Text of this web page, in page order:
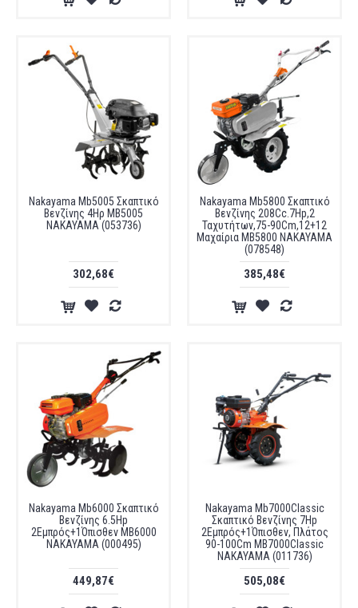
Nakayama Mb5005 Σκαπτικό
Βενζίνης 4Ηρ MB5005
NAKAYAMA (053736)
302,68€
Nakayama Mb5800 Σκαπτικό
Βενζίνης 208Cc.7Hp,2
Ταχυτήτων,75-90Cm,12+12
Μαχαίρια MB5800 NAKAYAMA
(078548)
385,48€
Nakayama Mb6000 Σκαπτικό
Βενζίνης 6.5Hp
2Εμπρός+1Όπισθεν MB6000
NAKAYAMA (000495)
449,87€
Nakayama Mb7000Classic
Σκαπτικό Βενζίνης 7Ηp
2Εμπρός+1Όπισθεν, Πλάτος
90-100Cm MB7000Classic
NAKAYAMA (011736)
505,08€